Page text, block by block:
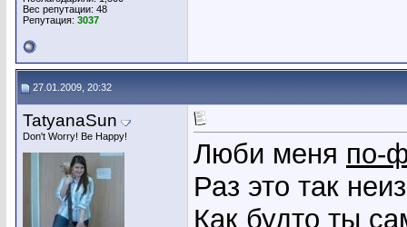
Вес репутации: 48
Репутация: 3037
27.01.2009, 20:32
TatyanaSun
Don't Worry! Be Happy!
Люби меня по-
Раз это так
Как будто ты